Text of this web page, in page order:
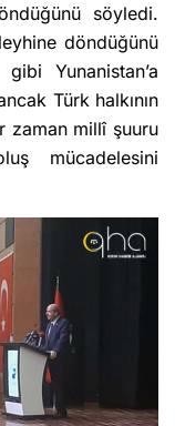
söyledi.
döndüğünü
Yunanistan’a
Türk halkının
zaman millî şuuru
mücadelesini